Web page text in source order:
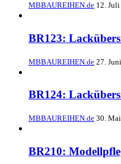
MBBAUREIHEN.de 12.
BR123:
MBBAUREIHEN.de 27.
BR124:
MBBAUREIHEN.de 30.
BR210: